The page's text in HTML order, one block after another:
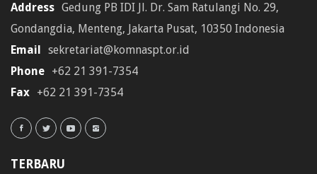
Address Gedung PB IDI Jl. Dr. Sam Ratulangi No. 29,
Gondangdia, Menteng, Jakarta Pusat, 10350 Indonesia
Email
sekretariat@komnaspt.or.id
Phone +62 21 391-7354
Fax +62 21 391-7354
TERBARU